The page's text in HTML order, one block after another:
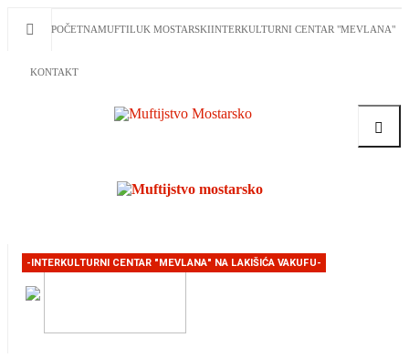
POČETNAMUFTILUK MOSTARSKIINTERKULTURNI CENTAR "MEVLANA"
KONTAKT
Traži
-INTERKULTURNI CENTAR "MEVLANA" NA LAKIŠIĆA VAKUFU-